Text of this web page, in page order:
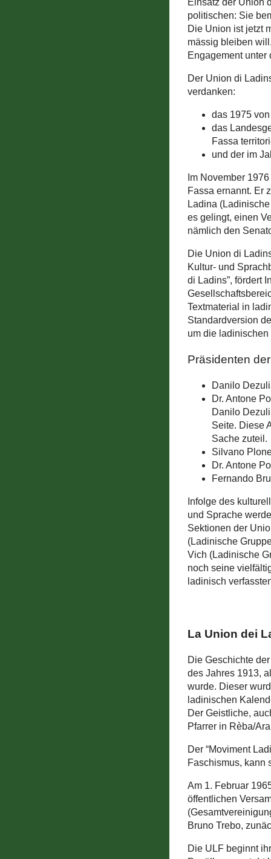
Einsatz der Union
politischen: Sie
Die Union ist jetzt
mässig bleiben
Engagement unter
Der Union di
verdanken:
das 1975
das
Fassa
und der im
Im November
Fassa ernannt. Er
Ladina
es gelingt, einen
nämlich den
Die Union di
Kultur- und
di Ladins”, fördert
Textmaterial in
Standardversion
um die
Präsidenten
Danilo
Dr. Antone
Danilo
Seite. Diese
Sache zuteil.
Silvano
Dr. Antone
Fernando
Infolge des
und Sprache
Sektionen der
(Ladinische
Vich (Ladinische
noch seine
ladinisch
La Union dei
Die Geschichte
des Jahres 1913,
wurde. Dieser
ladinischen
Der Geistliche,
Pfarrer in Rèba/
Der “Moviment
Faschismus, kann
Am 1. Februar
öffentlichen
Bruno Trebo,
Die ULF beginnt